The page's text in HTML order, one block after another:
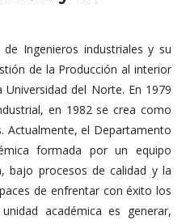
Ingenieros industriales y su
de la Producción al interior
del Norte. En 1979
en 1982 se crea como
Actualmente, el Departamento
formada por un equipo
bajo procesos de calidad y la
de enfrentar con éxito los
académica es generar,